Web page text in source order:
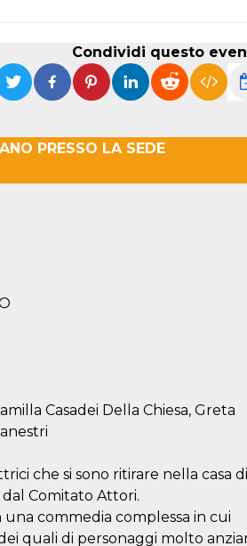
Condividi questo
PRESSO LA SEDE
Casadei Della Chiesa, Greta
che si sono ritirare nella casa di
dal Comitato Attori.
commedia complessa in cui
quali di personaggi molto